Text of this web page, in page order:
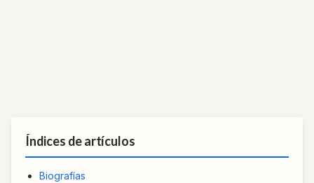
Índices de artículos
Biografías